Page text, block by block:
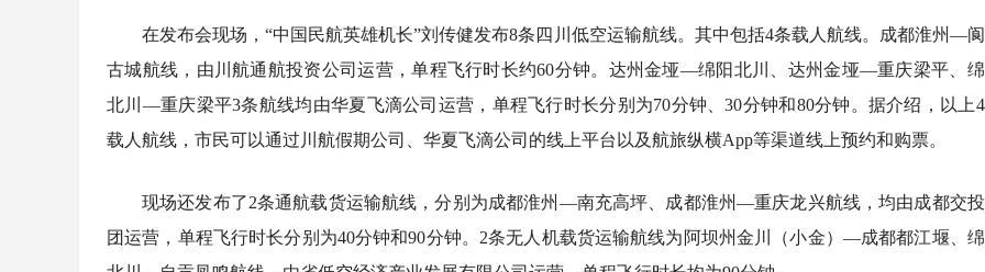
在发布会现场，“中国民航英雄机长”刘传健发布8条四川低空运输航线。其中包括4条载人航线。成都淮州—
古城航线，由川航通航投资公司运营，单程飞行时长约60分钟。达州金垭—绵阳北川、达州金垭—重庆梁平、
北川—重庆梁平3条航线均由华夏飞滴公司运营，单程飞行时长分别为70分钟、30分钟和80分钟。据介绍，以上
载人航线，市民可以通过川航假期公司、华夏飞滴公司的线上平台以及航旅纵横App等渠道线上预约和购票。
现场还发布了2条通航载货运输航线，分别为成都淮州—南充高坪、成都淮州—重庆龙兴航线，均由成都交
团运营，单程飞行时长分别为40分钟和90分钟。2条无人机载货运输航线为阿坝州金川（小金）—成都都江堰、